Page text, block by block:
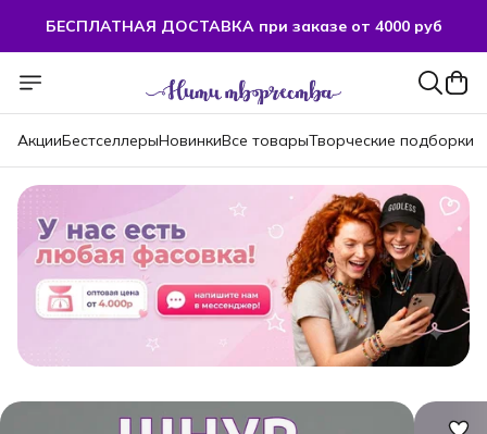
БЕСПЛАТНАЯ ДОСТАВКА при заказе от 4000 руб
АкцииБестселлерыНовинкиВсе товарыТворческие подборки